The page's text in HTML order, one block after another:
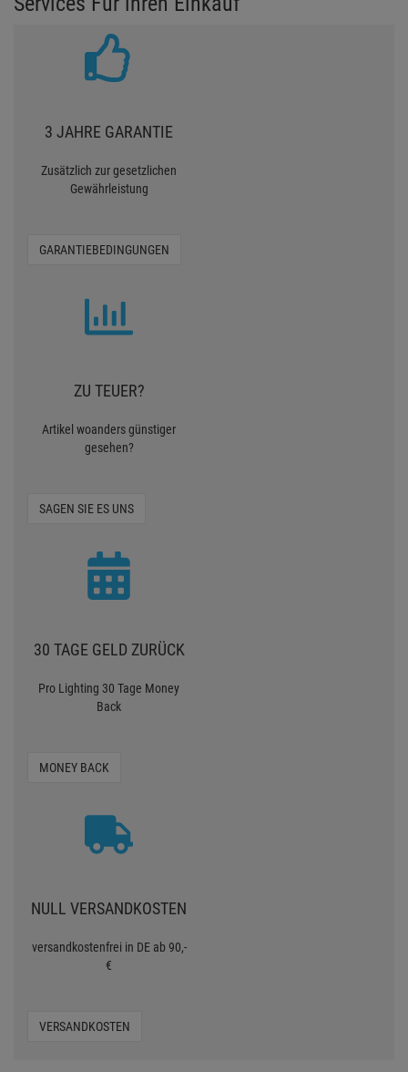
3 JAHRE GARANTIE
Zusätzlich zur gesetzlichen
Gewährleistung
GARANTIEBEDINGUNGEN
ZU TEUER?
Artikel woanders günstiger
gesehen?
SAGEN SIE ES UNS
30 TAGE GELD ZURÜCK
Pro Lighting 30 Tage Money
Back
MONEY BACK
NULL VERSANDKOSTEN
versandkostenfrei in DE ab 90,-
€
VERSANDKOSTEN